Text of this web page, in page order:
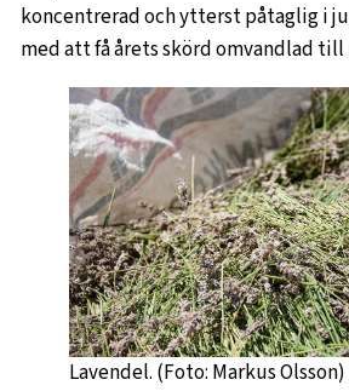
koncentrerad och ytterst påtaglig i
med att få årets skörd omvandlad till
Lavendel. (Foto: Markus Olsson)